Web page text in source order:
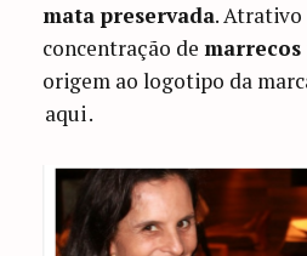
mata preservada. Atrativo
concentração de
origem ao logotipo da
aqui.